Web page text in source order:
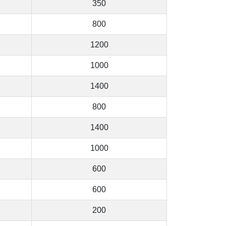
350
800
1200
1000
1400
800
1400
1000
600
600
200